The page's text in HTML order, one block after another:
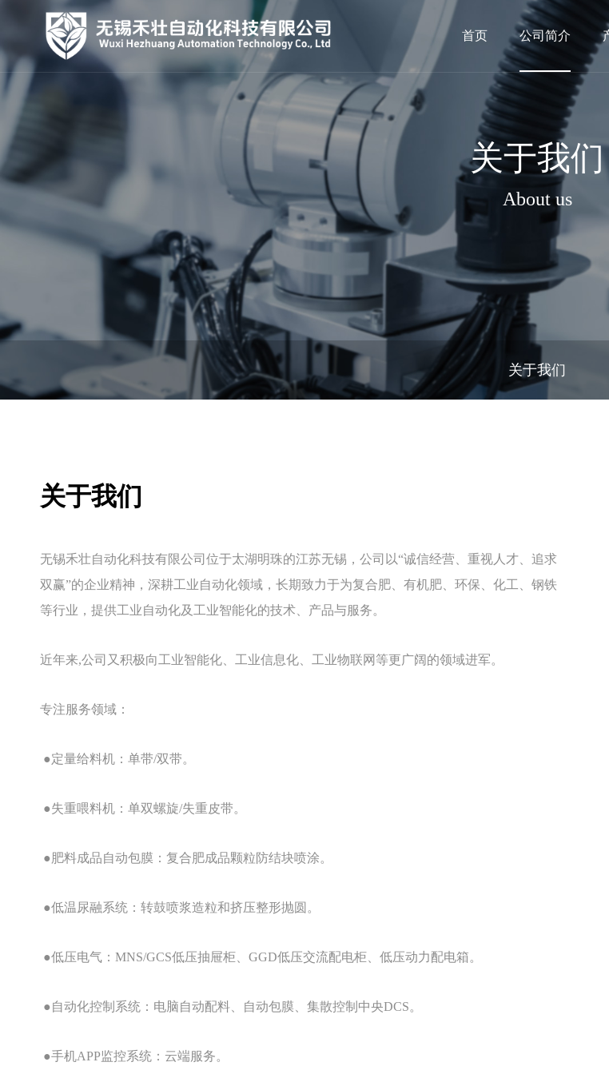
首页 公司简介
关于我们
About us
关于我们
关于我们
无锡禾壮自动化科技有限公司位于太湖明珠的江苏无锡，公司以“诚信经营、重视人才、追求
双赢”的企业精神，深耕工业自动化领域，长期致力于为复合肥、有机肥、环保、化工、钢铁
等行业，提供工业自动化及工业智能化的技术、产品与服务。
近年来,公司又积极向工业智能化、工业信息化、工业物联网等更广阔的领域进军。
专注服务领域：
●定量给料机：单带/双带。
●失重喂料机：单双螺旋/失重皮带。
●肥料成品自动包膜：复合肥成品颗粒防结块喷涂。
●低温尿融系统：转鼓喷浆造粒和挤压整形抛圆。
●低压电气：MNS/GCS低压抽屉柜、GGD低压交流配电柜、低压动力配电箱。
●自动化控制系统：电脑自动配料、自动包膜、集散控制中央DCS。
●手机APP监控系统：云端服务。